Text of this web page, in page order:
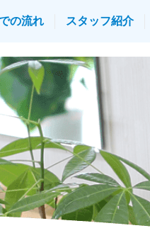
の流れ スタッフ紹介